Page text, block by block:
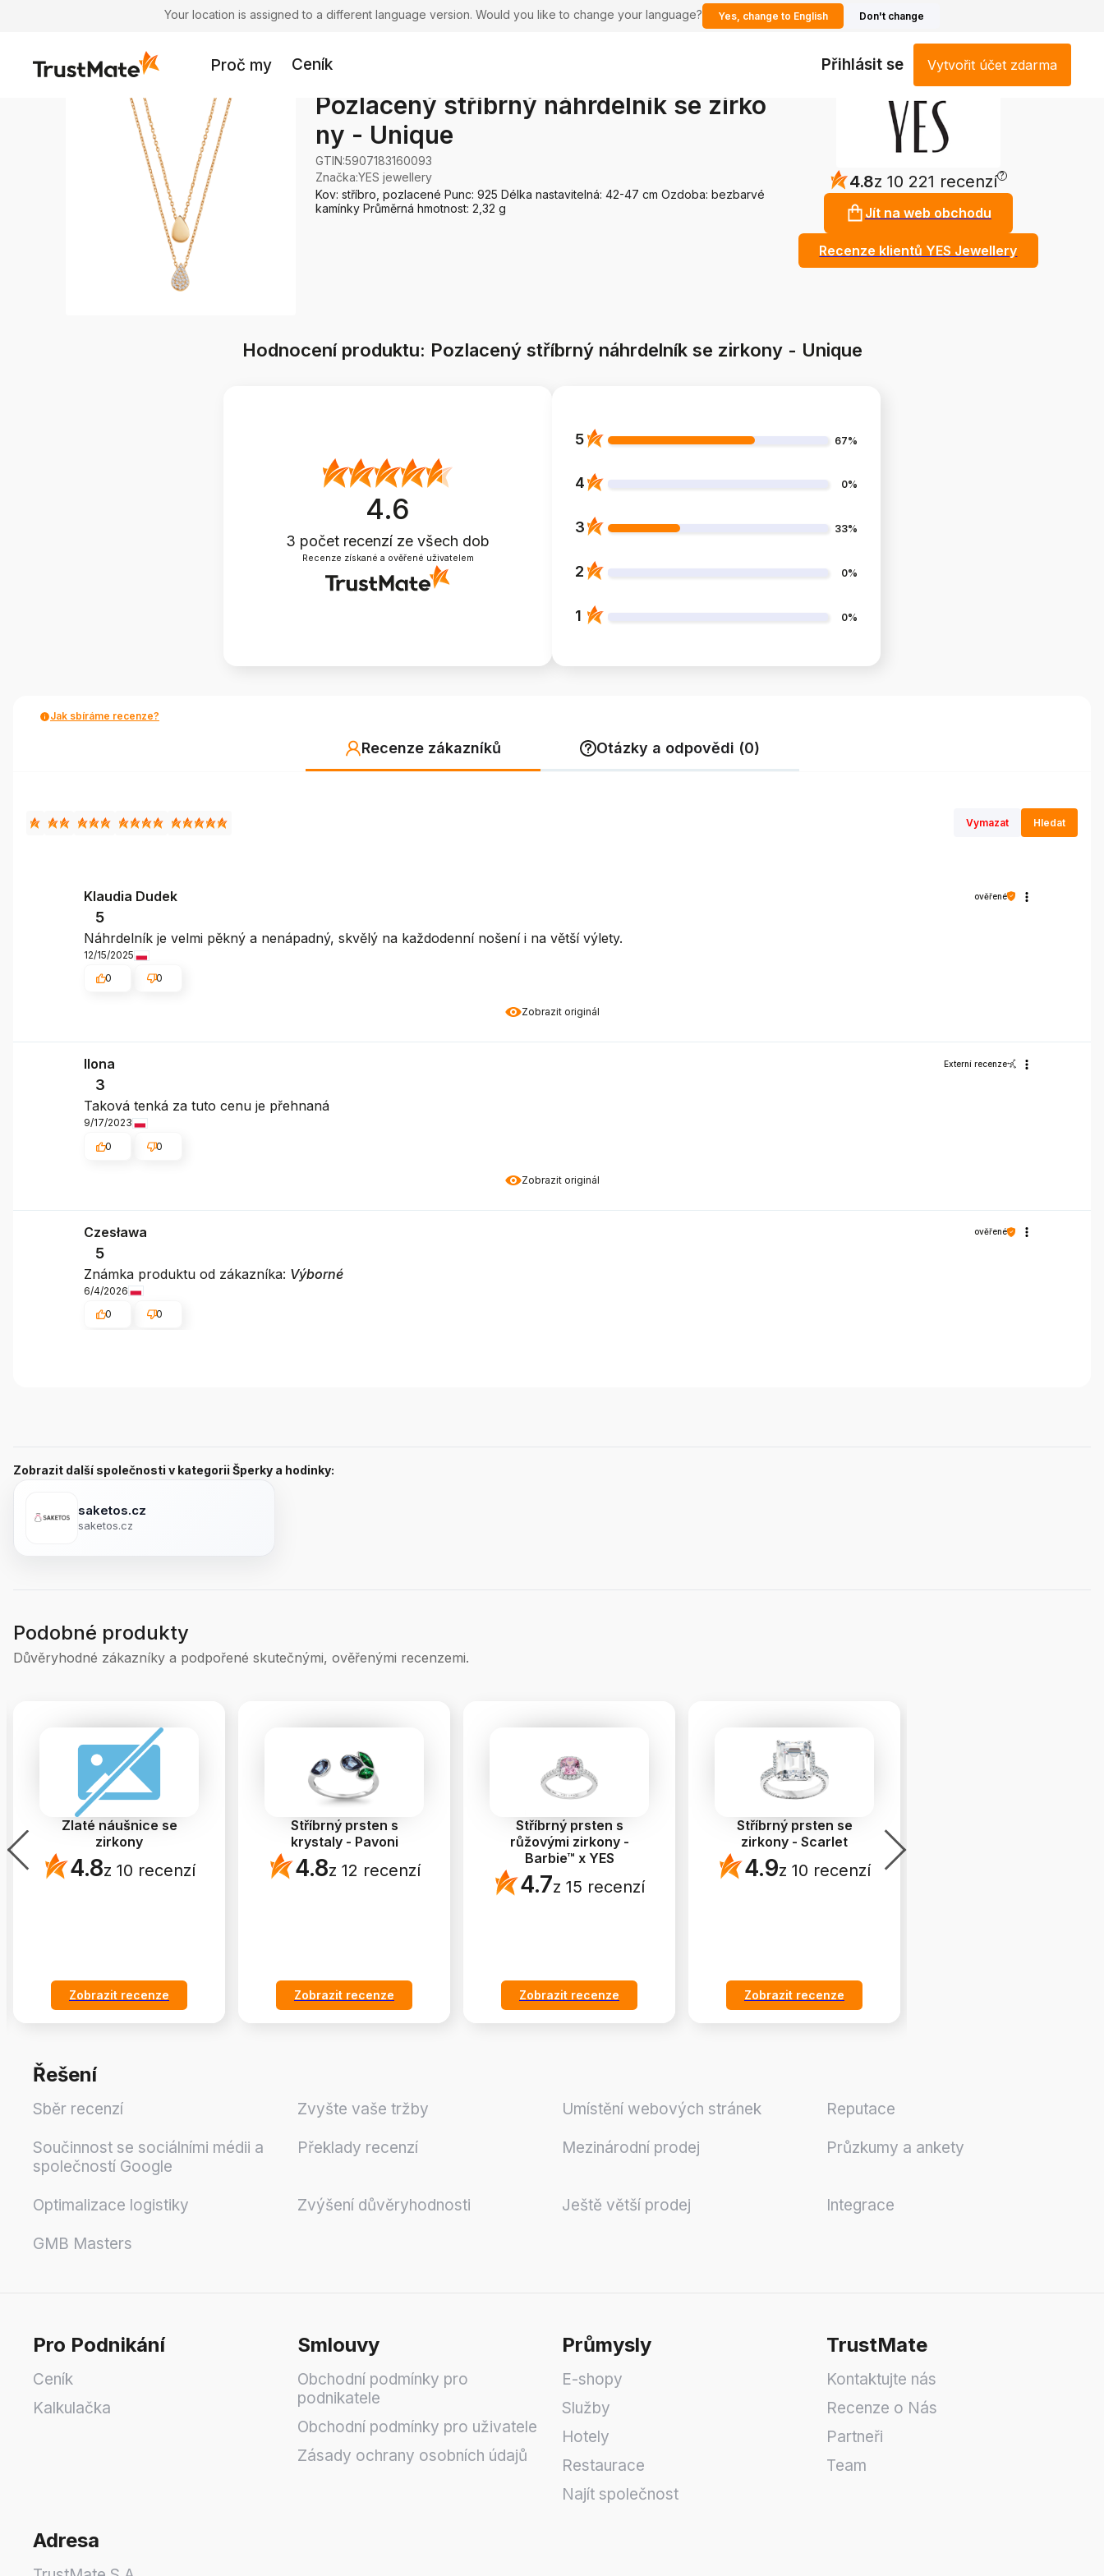
Your location is assigned to a different language version. Would you like to change your language? Yes, change to English Don't change
Proč my Ceník Přihlásit se Vytvořit účet zdarma
Pozlacený stříbrný náhrdelník se zirko
ny - Unique
GTIN:5907183160093
Značka:YES jewellery
Kov: stříbro, pozlacené Punc: 925 Délka nastavitelná: 42-47 cm Ozdoba: bezbarvé
kamínky Průměrná hmotnost: 2,32 g
4.8z 10 221 recenzí ?
Jít na web obchodu
Recenze klientů YES Jewellery
Hodnocení produktu: Pozlacený stříbrný náhrdelník se zirkony - Unique
4.6
3 počet recenzí ze všech dob
Recenze získané a ověřené uživatelem
5 67%
4 0%
3 33%
2 0%
1 0%
Jak sbíráme recenze?
Recenze zákazníků Otázky a odpovědi (0)
Vymazat Hledat
Zobrazit originál
Klaudia Dudek ověřené
5
Náhrdelník je velmi pěkný a nenápadný, skvělý na každodenní nošení i na větší výlety.
12/15/2025
0
0
Zobrazit originál
Ilona Externí recenze
3
Taková tenká za tuto cenu je přehnaná
9/17/2023
0
0
Czesława ověřené
5
Známka produktu od zákazníka: Výborné
6/4/2026
0
0
Zobrazit další společnosti v kategorii Šperky a hodinky:
saketos.cz
saketos.cz
Podobné produkty
Důvěryhodné zákazníky a podpořené skutečnými, ověřenými recenzemi.
Zlaté náušnice se
zirkony
4.8z 10 recenzí
Zobrazit recenze
Stříbrný prsten s
krystaly - Pavoni
4.8z 12 recenzí
Zobrazit recenze
Stříbrný prsten s
růžovými zirkony -
Barbie™ x YES
4.7z 15 recenzí
Zobrazit recenze
Stříbrný prsten se
zirkony - Scarlet
4.9z 10 recenzí
Zobrazit recenze
Řešení
Sběr recenzí Zvyšte vaše tržby Umístění webových stránek Reputace
Součinnost se sociálními médii a
společností Google
Překlady recenzí Mezinárodní prodej Průzkumy a ankety
Optimalizace logistiky Zvýšení důvěryhodnosti Ještě větší prodej Integrace
GMB Masters
Pro Podnikání
Ceník
Kalkulačka
Smlouvy
Obchodní podmínky pro
podnikatele
Obchodní podmínky pro uživatele
Zásady ochrany osobních údajů
Průmysly
E-shopy
Služby
Hotely
Restaurace
Najít společnost
TrustMate
Kontaktujte nás
Recenze o Nás
Partneři
Team
Adresa